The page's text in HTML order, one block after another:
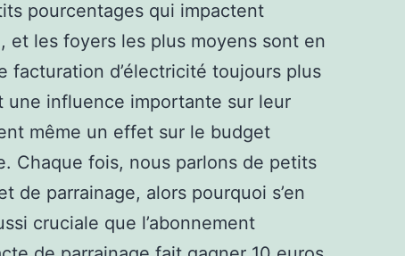
pourcentages qui impactent
et les foyers les plus moyens sont en
facturation d’électricité toujours plus
une influence importante sur leur
même un effet sur le budget
Chaque fois, nous parlons de petits
de parrainage, alors pourquoi s’en
cruciale que l’abonnement